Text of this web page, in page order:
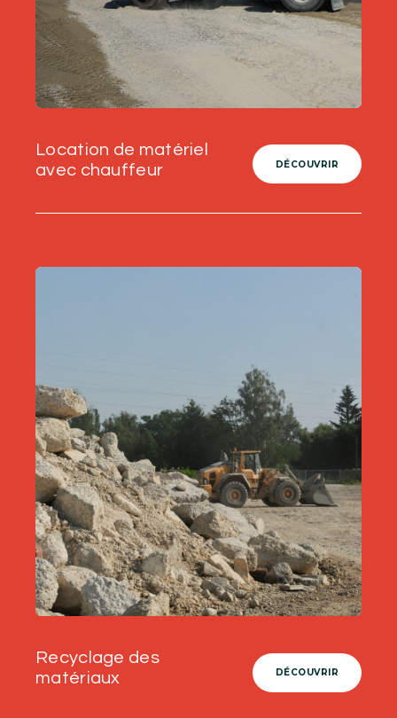
Location de matériel
avec chauffeur
DÉCOUVRIR
Recyclage des
matériaux
DÉCOUVRIR